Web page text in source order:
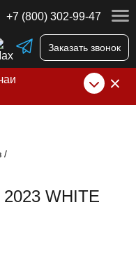
+7 (800) 302-99-47
Заказать звонок
, указанным в соц сетях
WHITE